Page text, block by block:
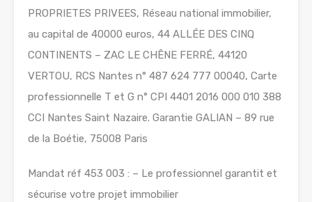
PROPRIETES PRIVEES, Réseau national immobilier,
au capital de 40000 euros, 44 ALLÉE DES CINQ
CONTINENTS – ZAC LE CHÊNE FERRÉ, 44120
VERTOU, RCS Nantes n° 487 624 777 00040, Carte
professionnelle T et G n° CPI 4401 2016 000 010 388
CCI Nantes Saint Nazaire. Garantie GALIAN – 89 rue
de la Boétie, 75008 Paris
Mandat réf 453 003 : – Le professionnel garantit et
sécurise votre projet immobilier